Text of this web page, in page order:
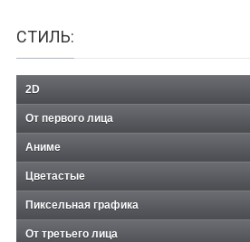
СТИЛЬ:
2D
От первого лица
Аниме
Цветастые
Пиксельная графика
От третьего лица